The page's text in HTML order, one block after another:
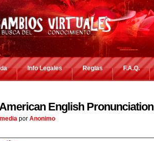
Info Legales Reglas F.A.Q.
English Pronunciation
por Anonimo